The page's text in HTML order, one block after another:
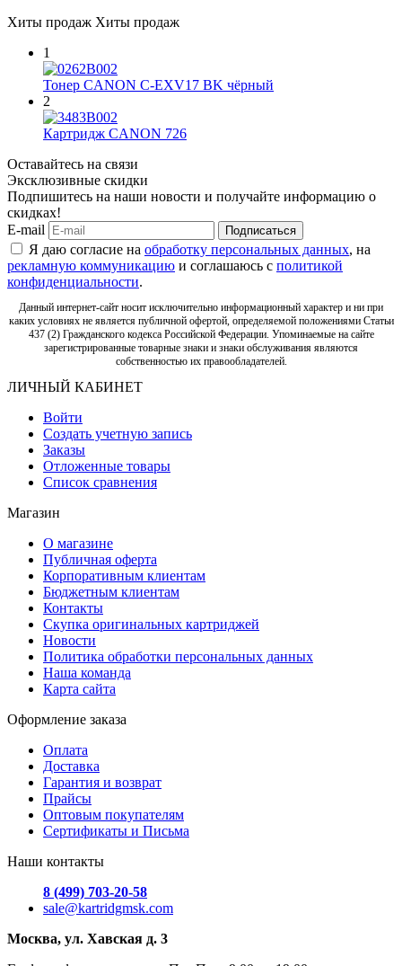
Хиты продаж Хиты продаж
1
Тонер CANON C-EXV17 BK чёрный
2
Картридж CANON 726
Оставайтесь на связи
Эксклюзивные скидки
Подпишитесь на наши новости и получайте информацию о
скидках!
E-mail
Подписаться
Я даю согласие на обработку персональных данных, на
рекламную коммуникацию и соглашаюсь с политикой
конфиденциальности.
Данный интернет-сайт носит исключительно информационный характер и ни при
каких условиях не является публичной офертой, определяемой положениями Статьи
437 (2) Гражданского кодекса Российской Федерации. Упоминаемые на сайте
зарегистрированные товарные знаки и знаки обслуживания являются
собственностью их правообладателей.
ЛИЧНЫЙ КАБИНЕТ
Войти
Создать учетную запись
Заказы
Отложенные товары
Список сравнения
Магазин
О магазине
Публичная оферта
Корпоративным клиентам
Бюджетным клиентам
Контакты
Скупка оригинальных картриджей
Новости
Политика обработки персональных данных
Наша команда
Карта сайта
Оформление заказа
Оплата
Доставка
Гарантия и возврат
Прайсы
Оптовым покупателям
Сертификаты и Письма
Наши контакты
8 (499) 703-20-58
sale@kartridgmsk.com
Москва, ул. Хавская д. 3